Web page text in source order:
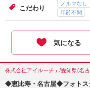
こだわり
ノルマなし
年齢不問
気になる
株式会社アイルーチェ/愛知県(名
◆恵比寿・名古屋◆フォトス